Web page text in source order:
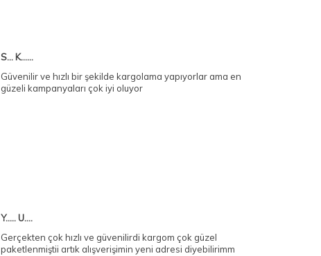
S... K......
Güvenilir ve hızlı bir şekilde kargolama yapıyorlar ama en
güzeli kampanyaları çok iyi oluyor
Y..... U....
Gerçekten çok hızlı ve güvenilirdi kargom çok güzel
paketlenmiştii artık alışverişimin yeni adresi diyebilirimm